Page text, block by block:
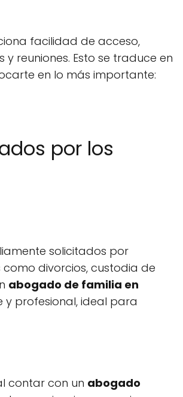
facilidad de acceso,
reuniones. Esto se traduce en
en lo más importante:
por los
solicitados por
divorcios, custodia de
abogado de familia en
y profesional, ideal para
contar con un abogado